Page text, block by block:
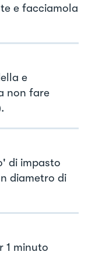
e facciamola
e
non fare
di impasto
diametro di
1 minuto